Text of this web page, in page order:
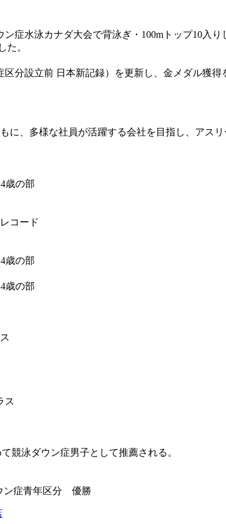
症水泳カナダ大会で背泳ぎ・100mトップ10入
た。
分設立前 日本新記録）を更新し、金メダル獲
、多様な社員が活躍する会社を目指し、アスリ
歳の部
コード
歳の部
歳の部
ス
競泳ダウン症男子として推薦される。
ン症青年区分 優勝